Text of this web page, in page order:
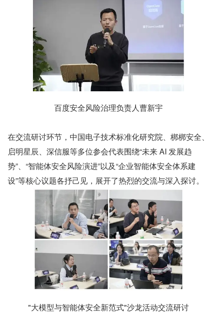
百度安全风险治理负责人曹新宇
在交流研讨环节，中国电子技术标准化研究院、梆梆安全、
启明星辰、深信服等多位参会代表围绕“未来 AI 发展趋
势”、“智能体安全风险演进”以及“企业智能体安全体系建
设”等核心议题各抒己见，展开了热烈的交流与深入探讨。
"大模型与智能体安全新范式"沙龙活动交流研讨